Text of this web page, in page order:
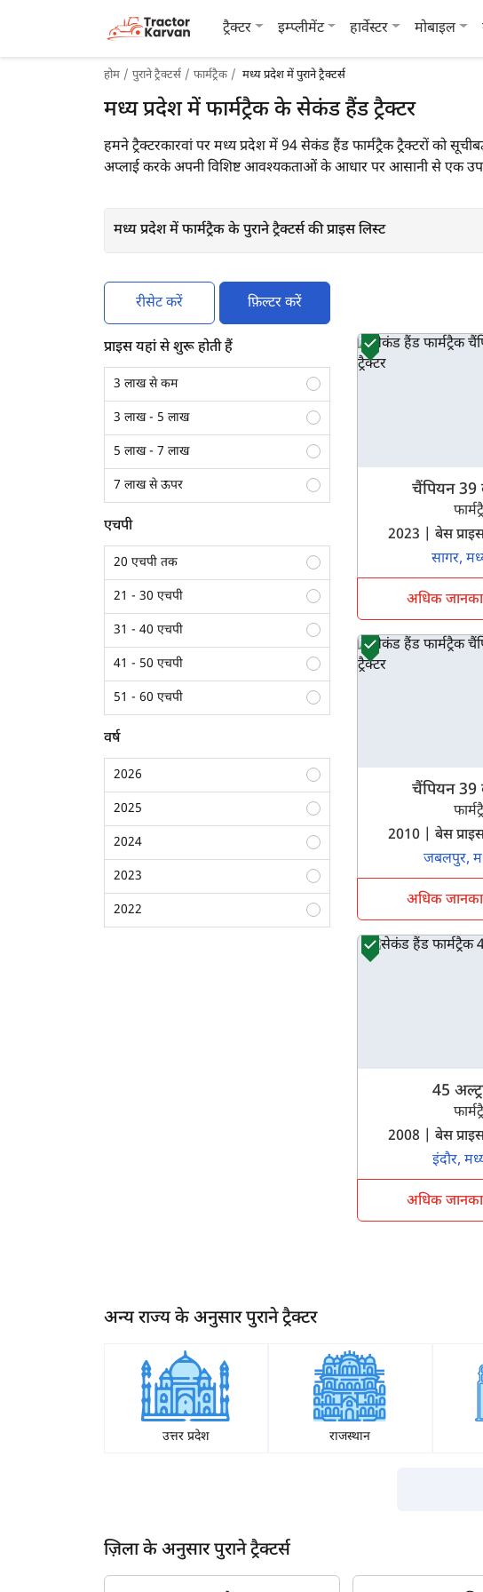
ट्रैक्टर इम्प्लीमेंट हार्वेस्टर मोबाइल
होम पुराने ट्रैक्टर्स फार्मट्रैक मध्य प्रदेश में पुराने ट्रैक्टर्स
मध्य प्रदेश में फार्मट्रैक के सेकंड हैंड ट्रैक्टर
हमने ट्रैक्टरकारवां पर मध्य प्रदेश में 94 सेकंड हैंड फार्मट्रैक ट्रैक्टरों को
अप्लाई करके अपनी विशिष्ट आवश्यकताओं के आधार पर आसानी से एक
मध्य प्रदेश में फार्मट्रैक के पुराने ट्रैक्टर्स की प्राइस लिस्ट
रीसेट करें फ़िल्टर करें
प्राइस यहां से शुरू होती हैं
3 लाख से कम
3 लाख - 5 लाख
5 लाख - 7 लाख
7 लाख से ऊपर
एचपी
20 एचपी तक
21 - 30 एचपी
31 - 40 एचपी
41 - 50 एचपी
51 - 60 एचपी
61 - 70 एचपी
70 एचपी से अधिक
वर्ष
2026
2025
2024
2023
2022
2010
2008
2007
2003
चैंपियन
2023 | बेस
सागर,
अधिक
चैंपियन
2010 | बेस
जबलपुर,
अधिक
45
2008 | बेस
इंदौर,
अधिक
अन्य राज्य के अनुसार पुराने ट्रैक्टर
उत्तर प्रदेश राजस्थान
ज़िला के अनुसार पुराने ट्रैक्टर्स
हम आपकी
पूछताछ के लिए